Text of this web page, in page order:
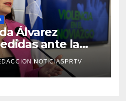
Álvarez
ante la
el noviazgo
NOTICIASPRTV